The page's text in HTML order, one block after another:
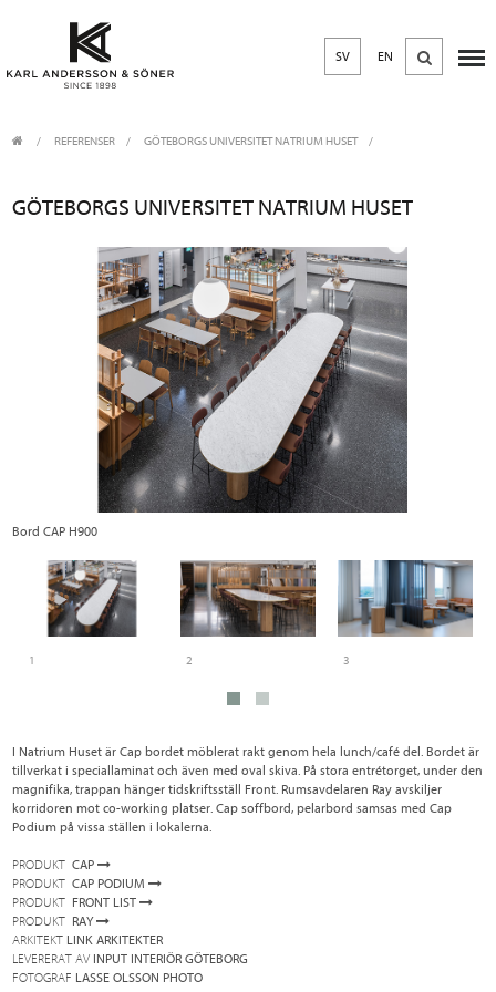
SV EN
REFERENSER GÖTEBORGS UNIVERSITET NATRIUM HUSET
GÖTEBORGS UNIVERSITET NATRIUM HUSET
Bord CAP H900
1 2 3
I Natrium Huset är Cap bordet möblerat rakt genom hela lunch/café del. Bordet är
tillverkat i speciallaminat och även med oval skiva. På stora entrétorget, under den
magnifika, trappan hänger tidskriftsställ Front. Rumsavdelaren Ray avskiljer
korridoren mot co-working platser. Cap soffbord, pelarbord samsas med Cap
Podium på vissa ställen i lokalerna.
PRODUKT CAP
PRODUKT CAP PODIUM
PRODUKT FRONT LIST
PRODUKT RAY
ARKITEKT LINK ARKITEKTER
LEVERERAT AV INPUT INTERIÖR GÖTEBORG
FOTOGRAF LASSE OLSSON PHOTO